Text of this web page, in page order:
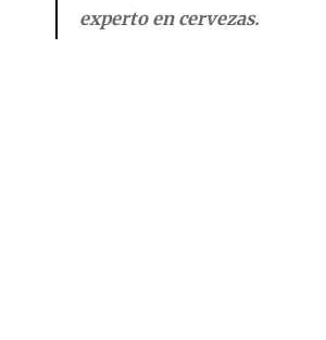
experto en cervezas.